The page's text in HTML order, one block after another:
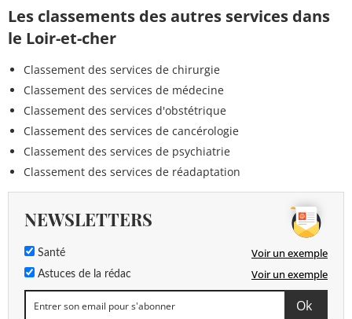
Les classements des autres services dans
le Loir-et-cher
Classement des services de chirurgie
Classement des services de médecine
Classement des services d'obstétrique
Classement des services de cancérologie
Classement des services de psychiatrie
Classement des services de réadaptation
NEWSLETTERS
Santé Voir un exemple
Astuces de la rédac Voir un exemple